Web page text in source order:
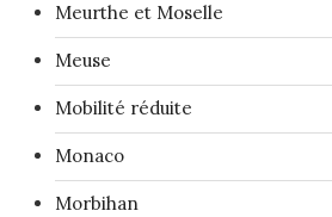
Meurthe et Moselle
Meuse
Mobilité réduite
Monaco
Morbihan